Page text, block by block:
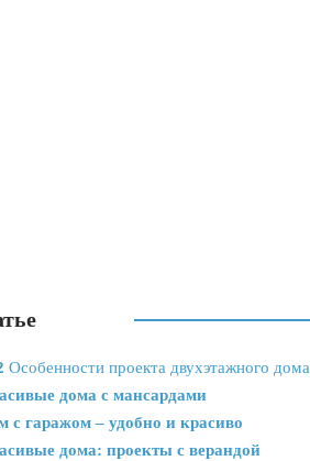
Особенности проекта двухэтажного дома
дома с мансардами
с гаражом – удобно и красиво
дома: проекты с верандой